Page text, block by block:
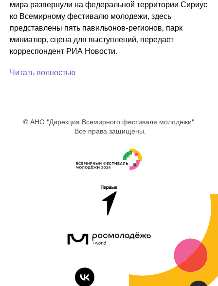
мира развернули на федеральной территории Сириус
ко Всемирному фестивалю молодежи, здесь
представлены пять павильонов-регионов, парк
миниатюр, сцена для выступлений, передает
корреспондент РИА Новости.
Читать полностью
© АНО "Дирекция Всемирного фестиваля молодёжи".
Все права защищены.